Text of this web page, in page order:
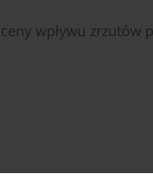
wpływu zrzutów